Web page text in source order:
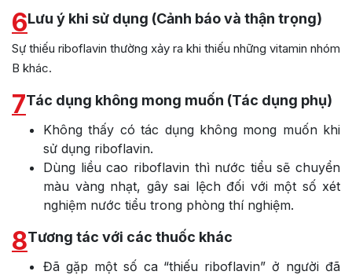
6Lưu ý khi sử dụng (Cảnh báo và thận trọng)
Sự thiếu riboflavin thường xảy ra khi thiếu những vitamin nhóm
B khác.
7Tác dụng không mong muốn (Tác dụng phụ)
Không thấy có tác dụng không mong muốn khi
sử dụng riboflavin.
Dùng liều cao riboflavin thì nước tiểu sẽ chuyển
màu vàng nhạt, gây sai lệch đối với một số xét
nghiệm nước tiểu trong phòng thí nghiệm.
8Tương tác với các thuốc khác
Đã gặp một số ca “thiếu riboflavin” ở người đã